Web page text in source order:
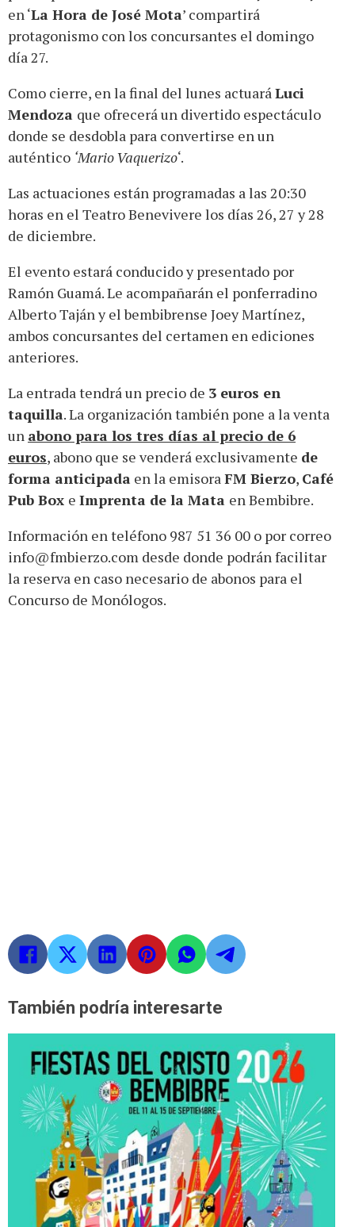
en ‘La Hora de José Mota’ compartirá
protagonismo con los concursantes el domingo
día 27.
Como cierre, en la final del lunes actuaráLuci
Mendoza que ofrecerá un divertido espectáculo
donde se desdobla para convertirse en un
auténtico ‘Mario Vaquerizo‘.
Las actuaciones están programadas a las 20:30
horas en el Teatro Benevivere los días 26, 27 y 28
de diciembre.
El evento estará conducido y presentado por
Ramón Guamá. Le acompañarán el ponferradino
Alberto Taján y el bembibrense Joey Martínez,
ambos concursantes del certamen en ediciones
anteriores.
La entrada tendrá un precio de 3 euros en
taquilla. La organización también pone a la venta
un abono para los tres días al precio de 6
euros, abono que se venderá exclusivamente de
forma anticipada en la emisoraFM Bierzo, Café
Pub Box e Imprenta de la Mata en Bembibre.
Información en teléfono 987 51 36 00 o por correo
info@fmbierzo.com desde donde podrán facilitar
la reserva en caso necesario de abonos para el
Concurso de Monólogos.
También podría interesarte